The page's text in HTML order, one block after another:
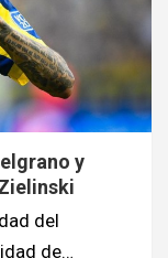
y
del
de…